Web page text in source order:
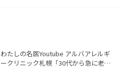
わたしの名医Youtube アルバアレルギ
ークリニック札幌「30代から急に老け